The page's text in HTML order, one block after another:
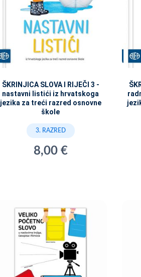
ŠKRINJICA SLOVA I RIJEČI 3 -
nastavni listići iz hrvatskoga
jezika za treći razred osnovne
škole
3. RAZRED
8,00 €